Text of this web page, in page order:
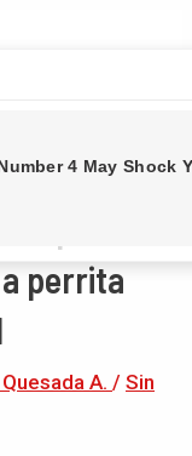
por
perrita
A. / Sin